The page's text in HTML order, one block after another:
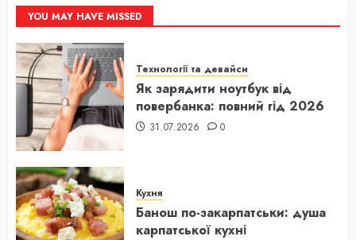
YOU MAY HAVE MISSED
Технології та девайси
Як зарядити ноутбук від
повербанка: повний гід 2026
31.07.2026 0
Кухня
Банош по-закарпатськи: душа
карпатської кухні